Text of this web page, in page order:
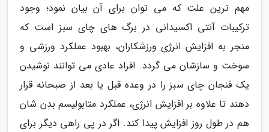
مهم ترین علت که می توان برای آن بیان نمود؛ وجود
ترکیبات آنتی اکسیدانی در برگ های چای سبز است که
منجر به افزایش انرژی ورزشکاران، بهبود عملکرد ورزشی و
سوخت و سازشان می گردد. افراد عادی می توانند نوشیدن
یک فنجان چای سبز را در وعده قبل یا بعد از صبحانه قرار
دهند تا علاوه بر افزایش انرژی، عملکرد متابولیسم بدن شان
هم در طول روز افزایش پیدا کند. اگر در پی راهی دیگر برای